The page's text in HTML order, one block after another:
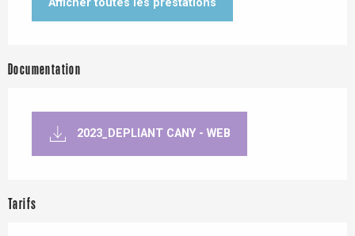
Afficher toutes les prestations
Documentation
2023_DEPLIANT CANY - WEB
Tarifs